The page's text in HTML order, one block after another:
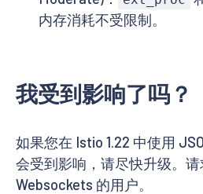
内存消耗不受限制。
我受到影响了吗？
如果您在 Istio 1.22 中使用
会受到影响，请尽快升级。
Websockets 的用户。